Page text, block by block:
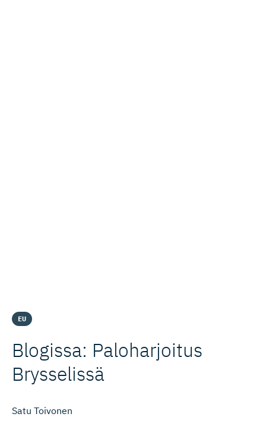
EU
Blogissa: Paloharjoitus
Brysselissä
Satu Toivonen